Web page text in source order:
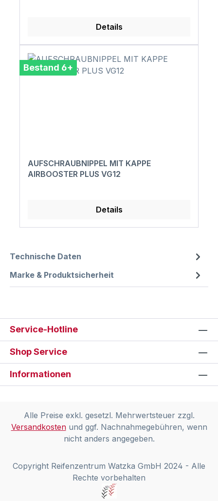
Details
Bestand 6+
AUFSCHRAUBNIPPEL MIT KAPPE
AIRBOOSTER PLUS VG12
Details
Technische Daten
Marke & Produktsicherheit
Service-Hotline
Shop Service
Informationen
Alle Preise exkl. gesetzl. Mehrwertsteuer zzgl.
Versandkostenund ggf. Nachnahmegebühren, wenn
nicht anders angegeben.
Copyright Reifenzentrum Watzka GmbH 2024 - Alle
Rechte vorbehalten